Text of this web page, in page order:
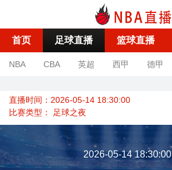
首页 足球直播 篮球直播
NBA CBA 英超 西甲 德甲
直播时间：2026-05-14 18:30:00
比赛类型： 足球之夜
2026-05-14 18:30:00